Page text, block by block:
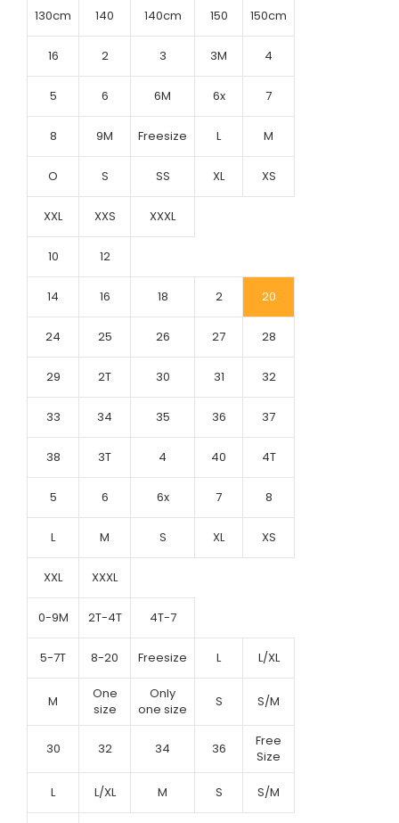
130cm 140 140cm 150 150cm
16 2 3 3M 4
5 6 6M 6x 7
8 9M Freesize L M
O S SS XL XS
XXL XXS XXXL
10 12
14 16 18 2 20
24 25 26 27 28
29 2T 30 31 32
33 34 35 36 37
38 3T 4 40 4T
5 6 6x 7 8
L M S XL XS
XXL XXXL
0-9M 2T-4T 4T-7
5-7T 8-20 Freesize L L/XL
M
One
size
Only
one size
S S/M
30 32 34 36
Free
Size
L L/XL M S S/M